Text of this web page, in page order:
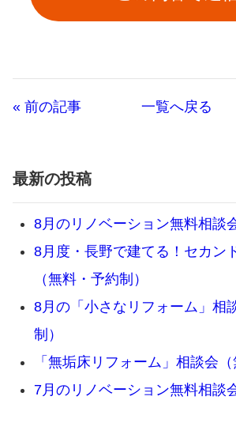
« 前の記事 一覧へ戻る
最新の投稿
8月のリノベーション無料相談
8月度・長野で建てる！セカン
（無料・予約制）
8月の「小さなリフォーム」相
制）
「無垢床リフォーム」相談会（
7月のリノベーション無料相談